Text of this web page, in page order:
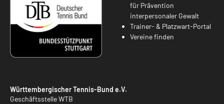
für Prävention
interpersonaler Gewalt
Trainer- & Platzwart-Portal
Vereine finden
Württembergischer Tennis-Bund e.V.
Geschäftsstelle WTB